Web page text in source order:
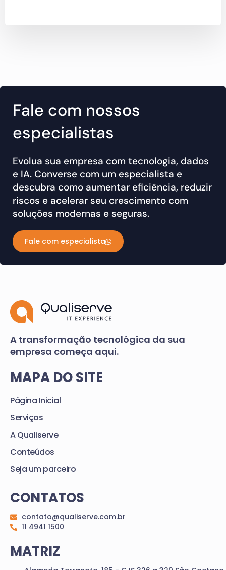
Fale com nossos
especialistas
Evolua sua empresa com tecnologia, dados
e IA. Converse com um especialista e
descubra como aumentar eficiência, reduzir
riscos e acelerar seu crescimento com
soluções modernas e seguras.
Fale com especialista
A transformação tecnológica da sua
empresa começa aqui.
MAPA DO SITE
Página Inicial
Serviços
A Qualiserve
Conteúdos
Seja um parceiro
CONTATOS
contato@qualiserve.com.br
11 4941 1500
MATRIZ